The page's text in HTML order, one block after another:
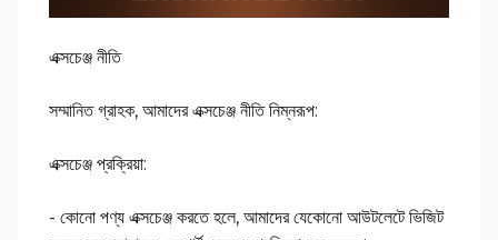
এক্সচেঞ্জ নীতি
সম্মানিত গ্রাহক, আমাদের এক্সচেঞ্জ নীতি নিম্নরূপ:
এক্সচেঞ্জ প্রক্রিয়া:
- কোনো পণ্য এক্সচেঞ্জ করতে হলে, আমাদের যেকোনো আউটলেটে ভিজিট